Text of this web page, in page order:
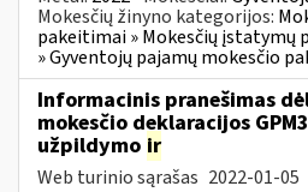
Mokesčių žinyno kategorijos:
pakeitimai » Mokesčių įstatymų
» Gyventojų pajamų mokesčio
Informacinis pranešimas
mokesčio deklaracijos
užpildymo ir
Web turinio sąrašas 2022-01-05